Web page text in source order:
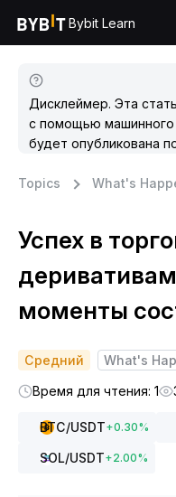
Bybit Learn
Дисклеймер. Эта
с помощью машинного
будет опубликована
Topics What's
Успех в
моменты
Средний
What's
Время для чтения: 1
BTC/USDT+0.30%
SOL/USDT+2.00%